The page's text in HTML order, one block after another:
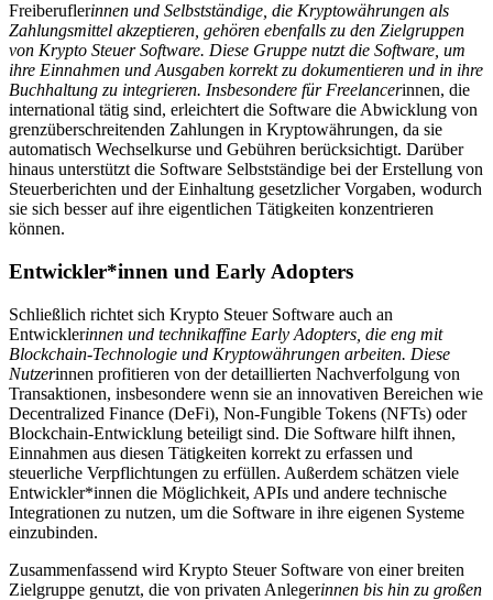
Freiberuflerinnen und Selbstständige, die Kryptowährungen als
Zahlungsmittel akzeptieren, gehören ebenfalls zu den Zielgruppen
von Krypto Steuer Software. Diese Gruppe nutzt die Software, um
ihre Einnahmen und Ausgaben korrekt zu dokumentieren und in ihre
Buchhaltung zu integrieren. Insbesondere für Freelancerinnen, die
international tätig sind, erleichtert die Software die Abwicklung von
grenzüberschreitenden Zahlungen in Kryptowährungen, da sie
automatisch Wechselkurse und Gebühren berücksichtigt. Darüber
hinaus unterstützt die Software Selbstständige bei der Erstellung von
Steuerberichten und der Einhaltung gesetzlicher Vorgaben, wodurch
sie sich besser auf ihre eigentlichen Tätigkeiten konzentrieren
können.
Entwickler*innen und Early Adopters
Schließlich richtet sich Krypto Steuer Software auch an
Entwicklerinnen und technikaffine Early Adopters, die eng mit
Blockchain-Technologie und Kryptowährungen arbeiten. Diese
Nutzerinnen profitieren von der detaillierten Nachverfolgung von
Transaktionen, insbesondere wenn sie an innovativen Bereichen wie
Decentralized Finance (DeFi), Non-Fungible Tokens (NFTs) oder
Blockchain-Entwicklung beteiligt sind. Die Software hilft ihnen,
Einnahmen aus diesen Tätigkeiten korrekt zu erfassen und
steuerliche Verpflichtungen zu erfüllen. Außerdem schätzen viele
Entwickler*innen die Möglichkeit, APIs und andere technische
Integrationen zu nutzen, um die Software in ihre eigenen Systeme
einzubinden.
Zusammenfassend wird Krypto Steuer Software von einer breiten
Zielgruppe genutzt, die von privaten Anlegerinnen bis hin zu großen